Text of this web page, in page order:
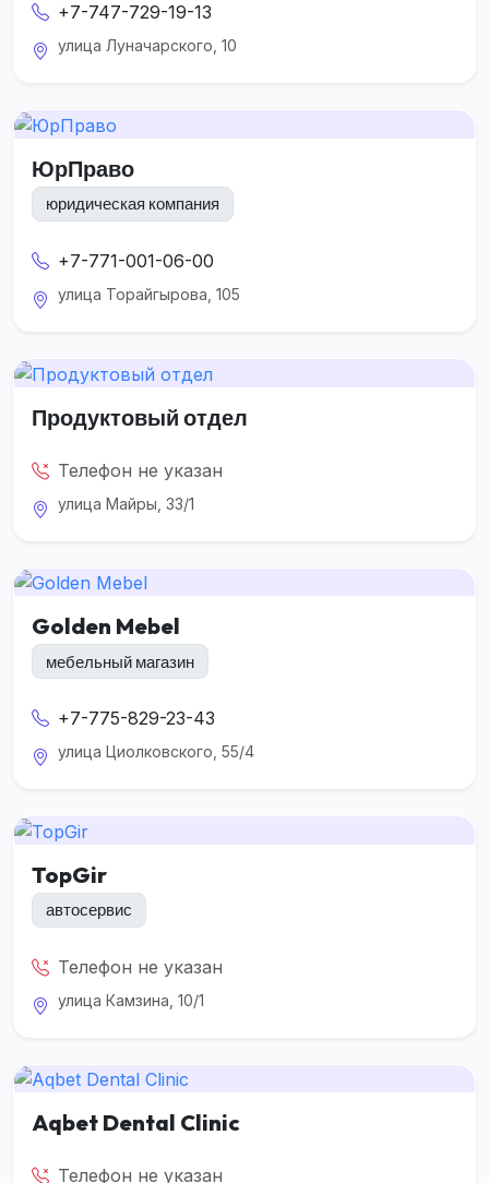
+7-747-729-19-13
улица Луначарского, 10
ЮрПраво
юридическая компания
+7-771-001-06-00
улица Торайгырова, 105
Продуктовый отдел
Телефон не указан
улица Майры, 33/1
Golden Mebel
мебельный магазин
+7-775-829-23-43
улица Циолковского, 55/4
TopGir
автосервис
Телефон не указан
улица Камзина, 10/1
Aqbet Dental Clinic
Телефон не указан